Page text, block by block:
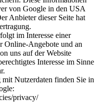
von Google in den USA
Anbieter dieser Seite hat
im Interesse einer
Online-Angebote und an
uns auf der Website
Interesse im Sinne
Nutzerdaten finden Sie in
privacy/